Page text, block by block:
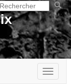
Toggle